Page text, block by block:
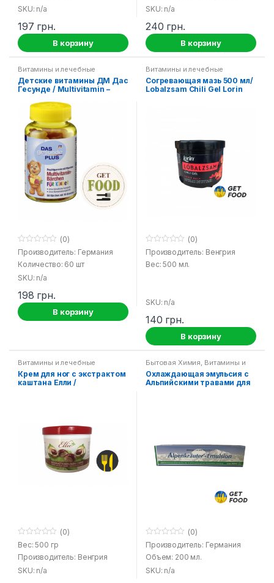
o
5
SKU: n/a
197 грн.
В корзину
o
5
SKU: n/a
240 грн.
В корзину
Витамины и лечебные
средства
Детские витамины ДМ Дас
Гесунде / Multivitamin –
Gesunde Plus
0
o
u
o
5
(0)
Производитель: Германия
Количество: 60 шт
SKU: n/a
198 грн.
В корзину
Витамины и лечебные
средства
Согревающая мазь 500 мл/
Lobalzsam Chili Gel Lorin
0
o
u
(0)
Производитель: Венгрия
Вес: 500 мл.
SKU: n/a
140 грн.
В корзину
Витамины и лечебные
Крем для ног с экстрактом
каштана Елли /
0
o
u
o
(0)
Вес: 500 гр
Производитель: Венгрия
SKU: n/a
Бытовая Химия Витамины и
лечебные средства
Охлаждающая эмульсия с
Альпийскими травами для
0
o
u
o
(0)
Производитель: Германия
Объем: 200 мл.
SKU: n/a